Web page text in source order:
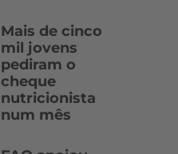
Mais de cinco
mil jovens
pediram o
cheque
nutricionista
num mês